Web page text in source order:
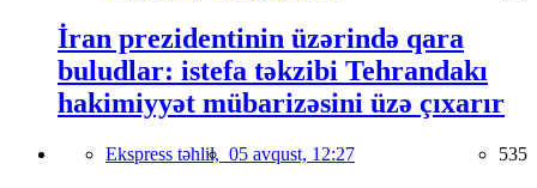
İran prezidentinin üzərində qara
buludlar: istefa təkzibi Tehrandakı
hakimiyyət mübarizəsini üzə çıxarır
Ekspress təhlil, 05 avqust, 12:27 535